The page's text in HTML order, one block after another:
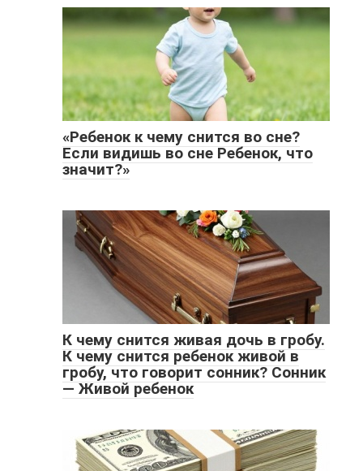
«Ребенок к чему снится во сне?
Если видишь во сне Ребенок, что
значит?»
К чему снится живая дочь в гробу.
К чему снится ребенок живой в
гробу, что говорит сонник? Сонник
— Живой ребенок